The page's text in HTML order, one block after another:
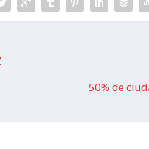
50% de